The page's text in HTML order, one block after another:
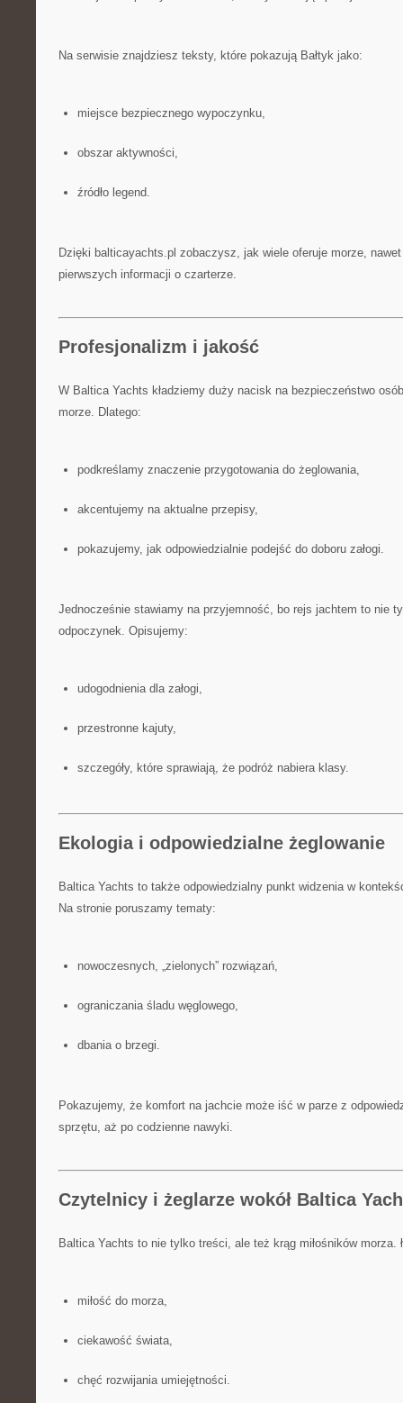
Na serwisie znajdziesz teksty, które pokazują Bałtyk jako:
miejsce bezpiecznego wypoczynku,
obszar aktywności,
źródło legend.
Dzięki balticayachts.pl zobaczysz, jak wiele oferuje morze,
pierwszych informacji o czarterze.
Profesjonalizm i jakość
W Baltica Yachts kładziemy duży nacisk na bezpieczeństwo
morze. Dlatego:
podkreślamy znaczenie przygotowania do żeglowania,
akcentujemy na aktualne przepisy,
pokazujemy, jak odpowiedzialnie podejść do doboru załogi.
Jednocześnie stawiamy na przyjemność, bo rejs jachtem to nie
odpoczynek. Opisujemy:
udogodnienia dla załogi,
przestronne kajuty,
szczegóły, które sprawiają, że podróż nabiera klasy.
Ekologia i odpowiedzialne żeglowanie
Baltica Yachts to także odpowiedzialny punkt widzenia w
Na stronie poruszamy tematy:
nowoczesnych, „zielonych” rozwiązań,
ograniczania śladu węglowego,
dbania o brzegi.
Pokazujemy, że komfort na jachcie może iść w parze z
sprzętu, aż po codzienne nawyki.
Czytelnicy i żeglarze wokół Baltica
Baltica Yachts to nie tylko treści, ale też krąg miłośników morza.
miłość do morza,
ciekawość świata,
chęć rozwijania umiejętności.